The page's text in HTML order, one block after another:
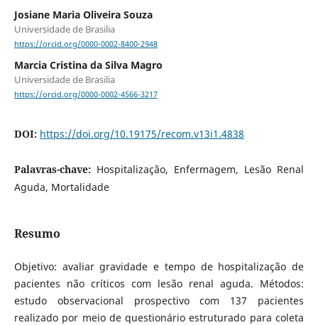
Josiane Maria Oliveira Souza
Universidade de Brasilia
https://orcid.org/0000-0002-8400-2948
Marcia Cristina da Silva Magro
Universidade de Brasilia
https://orcid.org/0000-0002-4566-3217
DOI: https://doi.org/10.19175/recom.v13i1.4838
Palavras-chave: Hospitalização, Enfermagem, Lesão Renal
Aguda, Mortalidade
Resumo
Objetivo: avaliar gravidade e tempo de hospitalização de
pacientes não críticos com lesão renal aguda. Métodos:
estudo observacional prospectivo com 137 pacientes
realizado por meio de questionário estruturado para coleta